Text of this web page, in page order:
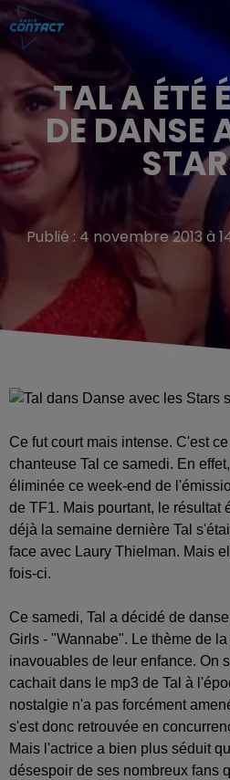
TAL A ÉTÉ
DE DANSE
Publié : 4 novembre 2013 à
Ce fut court mais intense. C'est
chanteuse Tal ce samedi. En
éliminée ce week-end de
de TF1. Mais pourtant, le résultat
déjà la semaine dernière Tal
face avec Laury Thielman. Mais
fois-ci.
Ce samedi, Tal a décidé de
Girls - "Wannabe". Le thème de
inavouables de leur enfance. On
cachait dans le mp3 de Tal à
nostalgie n'a pas forcément
s'est donc retrouvée en
Mais l'actrice a bien plus séduit
désespoir de ses nombreux fans